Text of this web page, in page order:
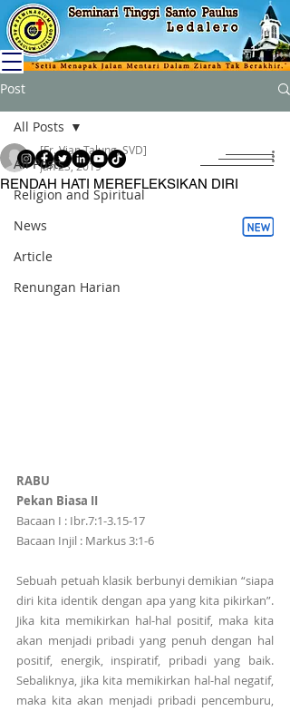
Post
All Posts
Religion and Spiritual
News
Article
Renungan Harian
All Posts
RENDAH HATI MEREFLEKSIKAN DIRI
[Fr. Vian Talung, SVD]
Jan 23, 2019
RABU
Pekan Biasa II
Bacaan I : Ibr.7:1-3.15-17
Bacaan Injil : Markus 3:1-6
Sebuah petuah klasik berbunyi demikian “siapa
diri kita identik dengan apa yang kita pikirkan”.
Jika kita memikirkan hal-hal positif, maka kita
akan menjadi pribadi yang penuh dengan hal
positif, energik, inspiratif, pribadi yang baik.
Sebaliknya, jika kita memikirkan hal-hal negatif,
maka kita akan menjadi pribadi pencemburu,